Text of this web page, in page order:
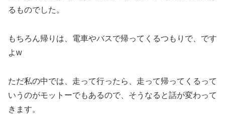
るものでした。
もちろん帰りは、電車やバスで帰ってくるつもりで、です
よw
ただ私の中では、走って行ったら、走って帰ってくるって
いうのがモットーでもあるので、そうなると話が変わって
きます。